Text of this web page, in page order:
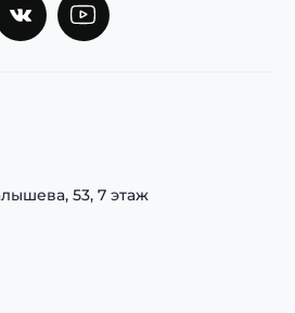
53, 7 этаж